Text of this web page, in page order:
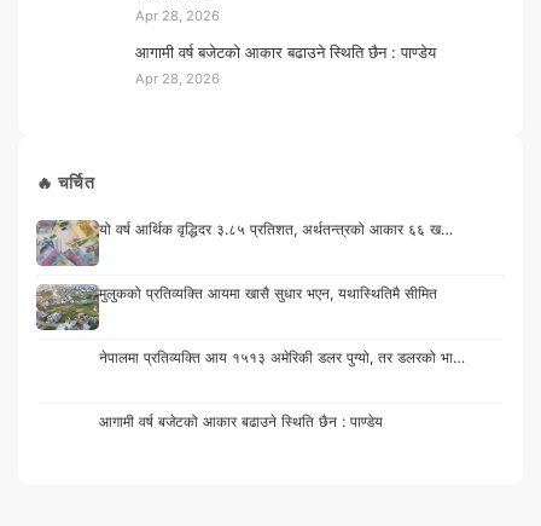
Apr 28, 2026
आगामी वर्ष बजेटको आकार बढाउने स्थिति छैन : पाण्डेय
Apr 28, 2026
🔥 चर्चित
यो वर्ष आर्थिक वृद्धिदर ३.८५ प्रतिशत, अर्थतन्त्रको आकार ६६ ख…
मुलुकको प्रतिव्यक्ति आयमा खासै सुधार भएन, यथास्थितिमै सीमित
नेपालमा प्रतिव्यक्ति आय १५१३ अमेरिकी डलर पुग्यो, तर डलरको भा…
आगामी वर्ष बजेटको आकार बढाउने स्थिति छैन : पाण्डेय